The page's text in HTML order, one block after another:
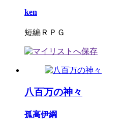
ken
短編ＲＰＧ
八百万の神々
孤高伊綱